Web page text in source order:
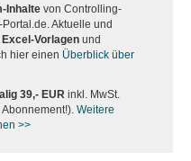
Inhalte von Controlling-
Aktuelle und
Excel-Vorlagen und
hier einen Überblick über
39,- EURinkl. MwSt.
Weitere
>>